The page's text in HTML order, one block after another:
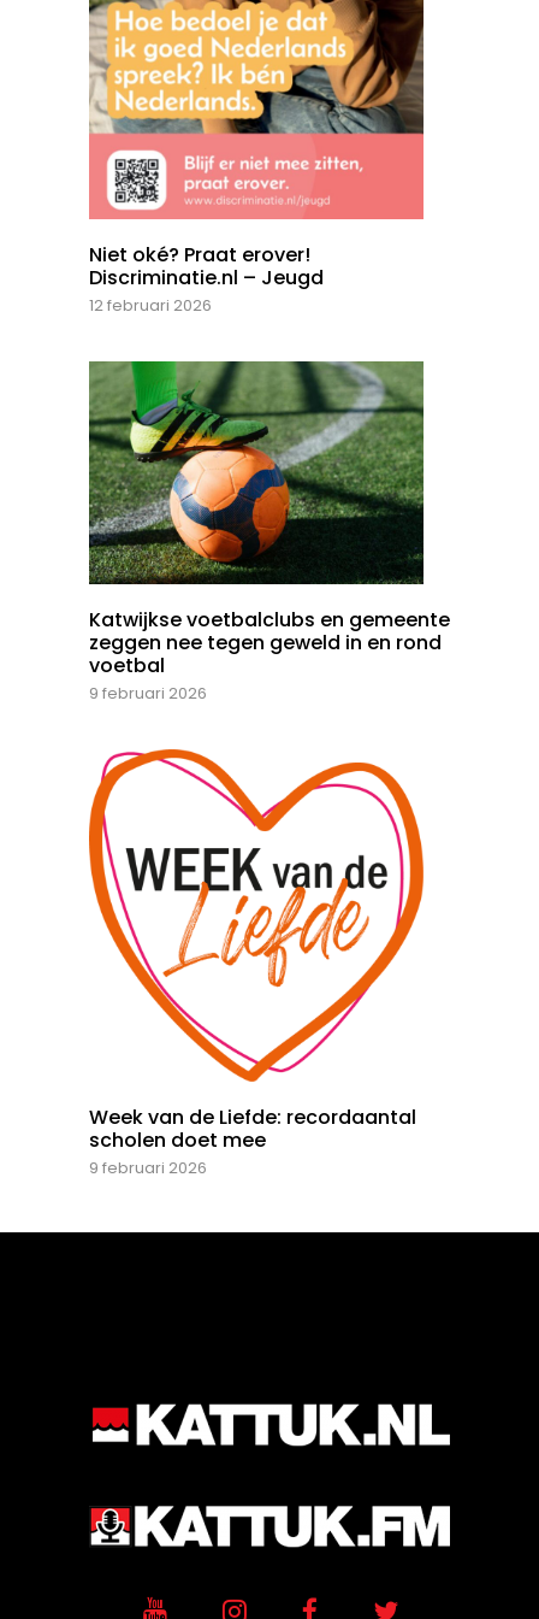
Niet oké? Praat erover!
Discriminatie.nl – Jeugd
12 februari 2026
Katwijkse voetbalclubs en gemeente
zeggen nee tegen geweld in en rond
voetbal
9 februari 2026
Week van de Liefde: recordaantal
scholen doet mee
9 februari 2026